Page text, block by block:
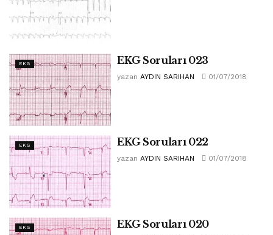
EKG EKG Soruları 023
yazan AYDIN SARIHAN 01/07/2018
EKG EKG Soruları 022
yazan AYDIN SARIHAN 01/07/2018
EKG EKG Soruları 020